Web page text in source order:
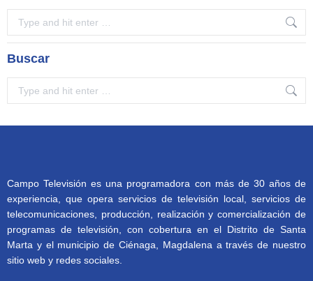
Buscar
Campo Televisión es una programadora con más de 30 años de
experiencia, que opera servicios de televisión local, servicios de
telecomunicaciones, producción, realización y comercialización de
programas de televisión, con cobertura en el Distrito de Santa
Marta y el municipio de Ciénaga, Magdalena a través de nuestro
sitio web y redes sociales.